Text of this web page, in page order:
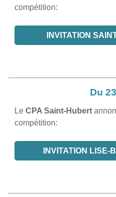
compétition:
INVITATION
Du
LeCPA Saint-Hubert
compétition:
INVITATION LISE-